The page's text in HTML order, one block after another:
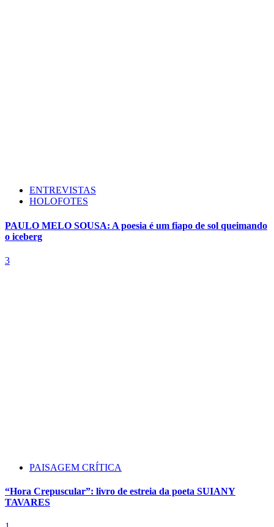
ENTREVISTAS
HOLOFOTES
PAULO MELO SOUSA: A poesia é um fiapo de sol queimando
o iceberg
3
PAISAGEM CRÍTICA
“Hora Crepuscular”: livro de estreia da poeta SUIANY
TAVARES